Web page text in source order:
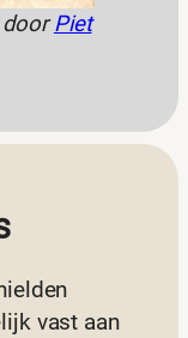
doorPiet
vast aan